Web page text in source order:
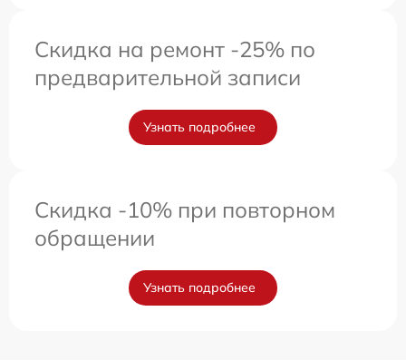
Скидка на ремонт -25% по
предварительной записи
Узнать подробнее
Скидка -10% при повторном
обращении
Узнать подробнее